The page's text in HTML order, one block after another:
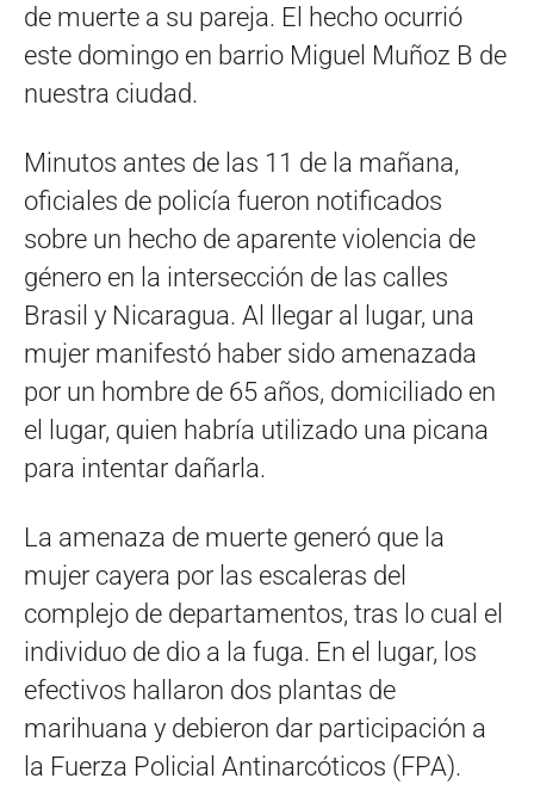
de muerte a su pareja. El hecho ocurrió
este domingo en barrio Miguel Muñoz B de
nuestra ciudad.
Minutos antes de las 11 de la mañana,
oficiales de policía fueron notificados
sobre un hecho de aparente violencia de
género en la intersección de las calles
Brasil y Nicaragua. Al llegar al lugar, una
mujer manifestó haber sido amenazada
por un hombre de 65 años, domiciliado en
el lugar, quien habría utilizado una picana
para intentar dañarla.
La amenaza de muerte generó que la
mujer cayera por las escaleras del
complejo de departamentos, tras lo cual el
individuo de dio a la fuga. En el lugar, los
efectivos hallaron dos plantas de
marihuana y debieron dar participación a
la Fuerza Policial Antinarcóticos (FPA).